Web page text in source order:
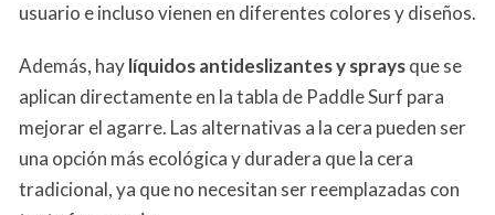
usuario e incluso vienen en diferentes colores y diseños.
Además, haylíquidos antideslizantes y spraysque se
aplican directamente en la tabla de Paddle Surf para
mejorar el agarre. Las alternativas a la cera pueden ser
una opción más ecológica y duradera que la cera
tradicional, ya que no necesitan ser reemplazadas con